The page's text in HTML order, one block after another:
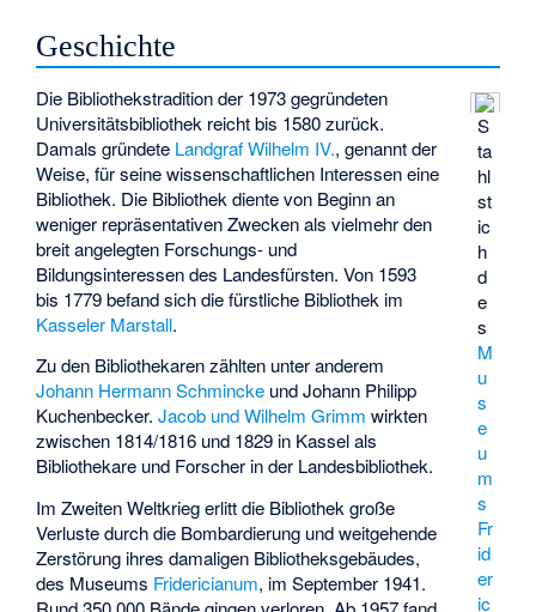
Geschichte
S
ta
hl
st
ic
h
d
e
s
M
u
s
e
u
m
s
Fr
id
er
ic
Die Bibliothekstradition der 1973 gegründeten
Universitätsbibliothek reicht bis 1580 zurück.
Damals gründete Landgraf Wilhelm IV., genannt der
Weise, für seine wissenschaftlichen Interessen eine
Bibliothek. Die Bibliothek diente von Beginn an
weniger repräsentativen Zwecken als vielmehr den
breit angelegten Forschungs- und
Bildungsinteressen des Landesfürsten. Von 1593
bis 1779 befand sich die fürstliche Bibliothek im
Kasseler Marstall.
Zu den Bibliothekaren zählten unter anderem
Johann Hermann Schmincke undJohann Philipp
Kuchenbecker.Jacob und Wilhelm Grimm wirkten
zwischen 1814/1816 und 1829 in Kassel als
Bibliothekare und Forscher in der Landesbibliothek.
Im Zweiten Weltkrieg erlitt die Bibliothek große
Verluste durch die Bombardierung und weitgehende
Zerstörung ihres damaligen Bibliotheksgebäudes,
des Museums Fridericianum, im September 1941.